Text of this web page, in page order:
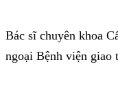
Bác sĩ chuyên khoa
ngoại Bệnh viện giao